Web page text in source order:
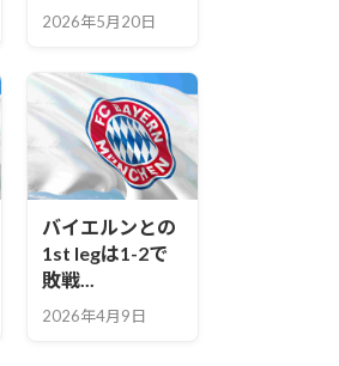
2026年5月20日
バイエルンとの
1st legは1-2で
敗戦...
2026年4月9日